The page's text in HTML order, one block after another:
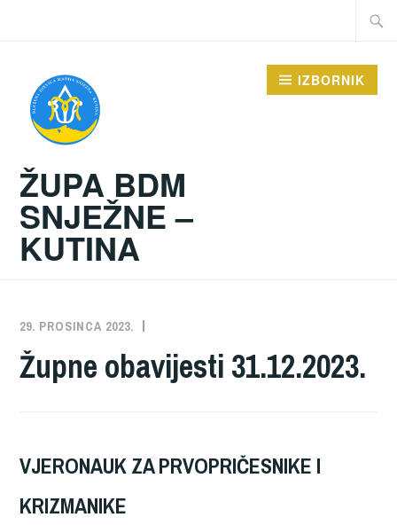
Traži:
ŽUPA BDM
SNJEŽNE –
KUTINA
IZBORNIK
29. PROSINCA 2023.
Župne obavijesti 31.12.2023.
VJERONAUK ZA PRVOPRIČESNIKE I
KRIZMANIKE